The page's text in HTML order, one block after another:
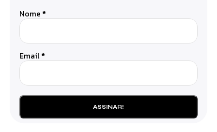
Nome *
Email*